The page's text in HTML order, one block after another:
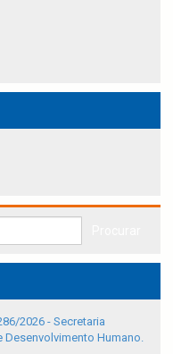
2026 - Secretaria
Humano.